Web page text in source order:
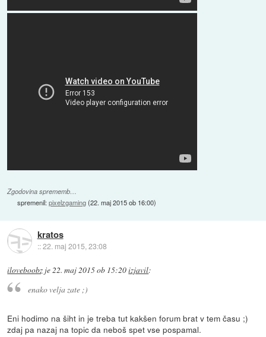
Zgodovina sprememb…
spremenil:pixelzgaming(22. maj 2015 ob 16:00)
kratos
::22. maj 2015, 23:08
iloveboobz je22. maj 2015 ob 15:20izjavil:
enako velja zate ;)
Eni hodimo na šiht in je treba tut kakšen forum brat v tem času ;)
zdaj pa nazaj na topic da neboš spet vse pospamal.